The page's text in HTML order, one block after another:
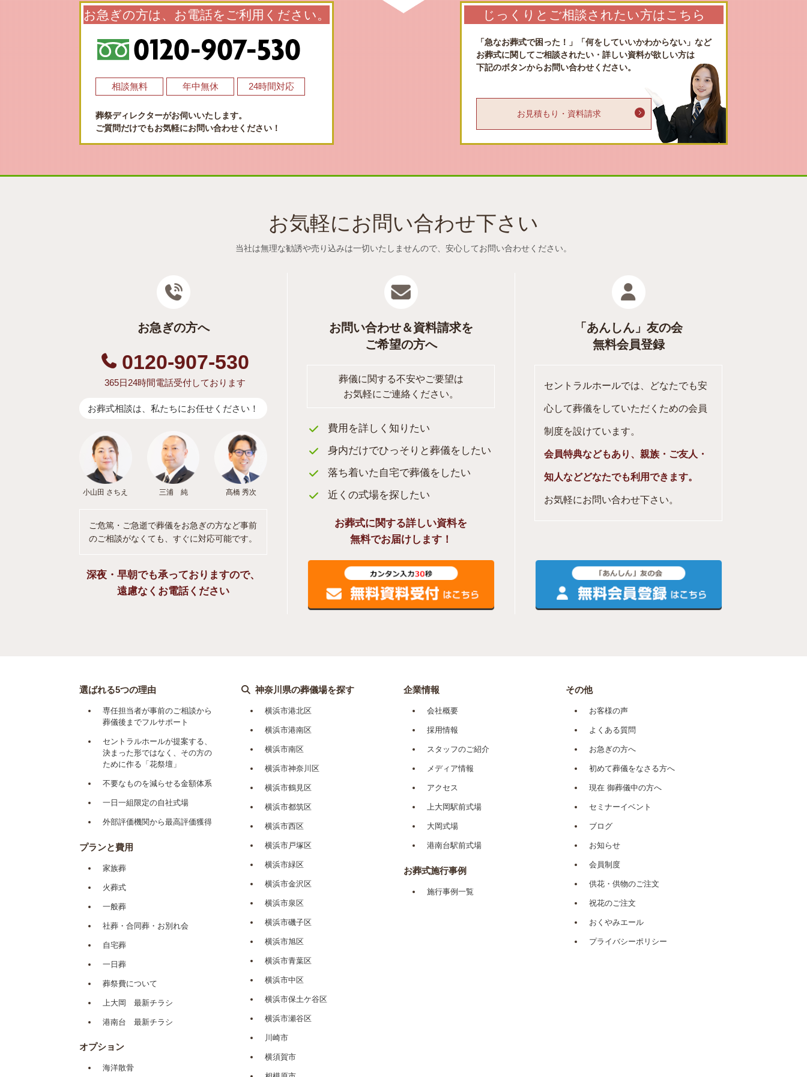
お急ぎの方は、お電話をご利用ください。
相談無料 年中無休 24時間対応
葬祭ディレクターがお伺いいたします。
ご質問だけでもお気軽にお問い合わせください！
じっくりとご相談されたい方はこちら
「急なお葬式で困った！」「何をしていいかわからない」など
お葬式に関してご相談されたい・詳しい資料が欲しい方は
下記のボタンからお問い合わせください。
お見積もり・資料請求
お気軽にお問い合わせ下さい
当社は無理な勧誘や売り込みは一切いたしませんので、 安心してお問い合わせください。
お急ぎの方へ
0120-907-530
365日24時間電話受付しております
お葬式相談は、私たちにお任せください！
小山田 さちえ 三浦 純 髙橋 秀次
ご危篤・ご急逝で葬儀をお急ぎの方など事前
のご相談がなくても、すぐに対応可能です。
深夜・早朝でも承っておりますので、
遠慮なくお電話ください
お問い合わせ＆資料請求を
ご希望の方へ
葬儀に関する不安やご要望は
お気軽にご連絡ください。
費用を詳しく知りたい
身内だけでひっそりと葬儀をしたい
落ち着いた自宅で葬儀をしたい
近くの式場を探したい
お葬式に関する詳しい資料を
無料でお届けします！
「あんしん」友の会
無料会員登録
セントラルホールでは、どなたでも安
心して葬儀をしていただくための会員
制度を設けています。
会員特典などもあり、親族・ご友人・
知人などどなたでも利用できます。
お気軽にお問い合わせ下さい。
選ばれる5つの理由
専任担当者が事前のご相談から
葬儀後までフルサポート
セントラルホールが提案する、
決まった形ではなく、その方の
ために作る「花祭壇」
不要なものを減らせる金額体系
一日一組限定の自社式場
外部評価機関から最高評価獲得
プランと費用
家族葬
火葬式
一般葬
社葬・合同葬・お別れ会
自宅葬
一日葬
葬祭費について
上大岡 最新チラシ
港南台 最新チラシ
オプション
海洋散骨
神奈川県の葬儀場を探す
横浜市港北区
横浜市港南区
横浜市南区
横浜市神奈川区
横浜市鶴見区
横浜市都筑区
横浜市西区
横浜市戸塚区
横浜市緑区
横浜市金沢区
横浜市泉区
横浜市磯子区
横浜市旭区
横浜市青葉区
横浜市中区
横浜市保土ケ谷区
横浜市瀬谷区
川崎市
横須賀市
企業情報
会社概要
採用情報
スタッフのご紹介
メディア情報
アクセス
上大岡駅前式場
大岡式場
港南台駅前式場
お葬式施行事例
施行事例一覧
その他
お客様の声
よくある質問
お急ぎの方へ
初めて葬儀をなさる方へ
現在 御葬儀中の方へ
セミナーイベント
ブログ
お知らせ
会員制度
供花・供物のご注文
祝花のご注文
おくやみエール
プライバシーポリシー